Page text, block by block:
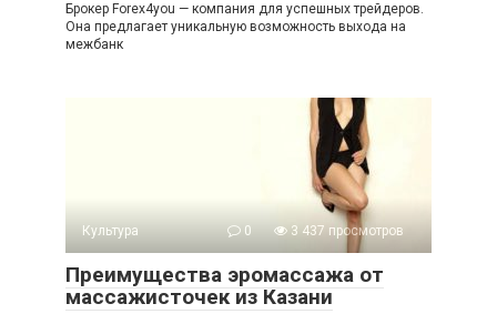
Брокер Forex4you — компания для успешных трейдеров.
Она предлагает уникальную возможность выхода на
межбанк
Культура 0 3 437 просмотров
Преимущества эромассажа от
массажисточек из Казани